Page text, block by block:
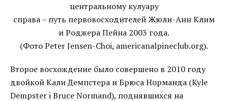
центральному кулуару
справа – путь первовосходителей Жюли-Анн Клим
и Роджера Пейна 2003 года.
(Фото Peter Jensen-Choi, americanalpineclub.org).
Второе восхождение было совершено в 2010 году
двойкой Кали Демпстера и Брюса Норманда (Kyle
Dempster i Bruce Normand), поднявшихся на